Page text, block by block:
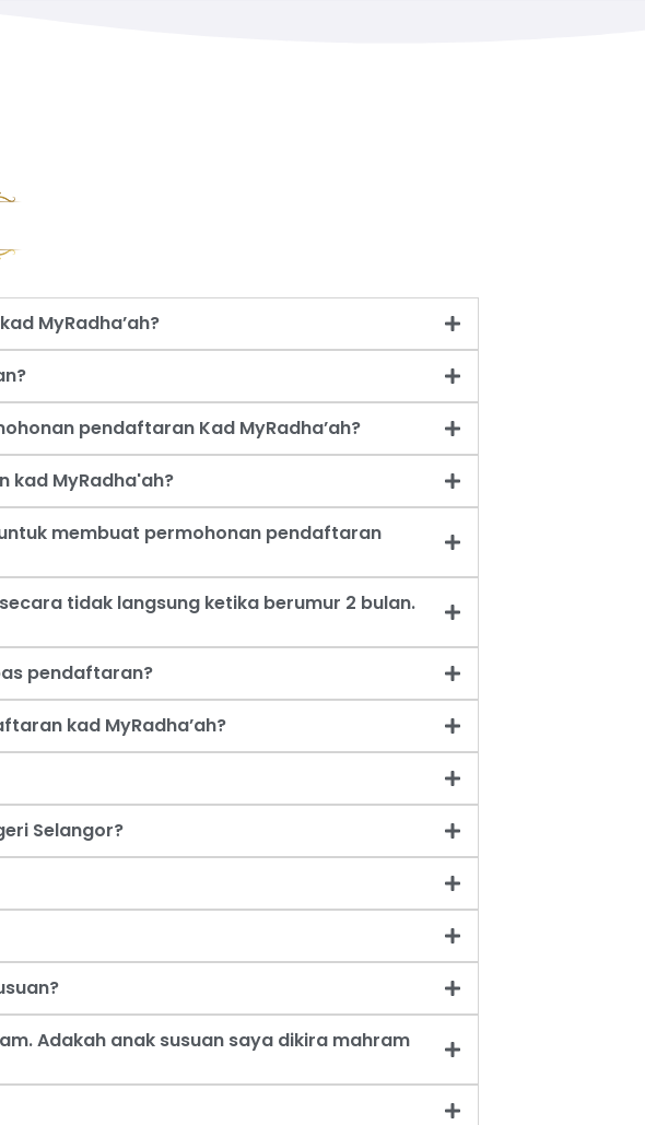
MyRadha’ah?
pendaftaran Kad MyRadha’ah?
kad MyRadha'ah?
membuat permohonan pendaftaran
tidak langsung ketika berumur 2 bulan.
pendaftaran?
kad MyRadha’ah?
Selangor?
Adakah anak susuan saya dikira mahram